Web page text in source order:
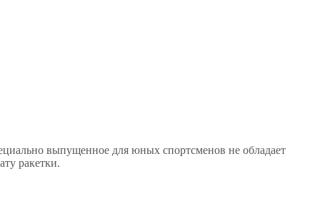
выпущенное для юных спортсменов не обладает
ракетки.